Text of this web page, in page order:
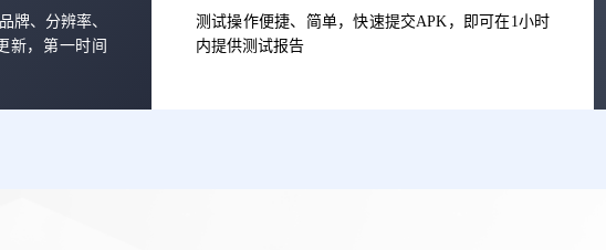
牌、分辨率、
新，第一时间
测试操作便捷、简单，快速提交APK，即可在1小时
内提供测试报告